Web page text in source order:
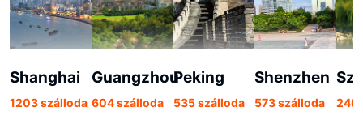
Shanghai
1203 szálloda
Guangzhou
604 szálloda
Peking
535 szálloda
Shenzhen
573 szálloda 240